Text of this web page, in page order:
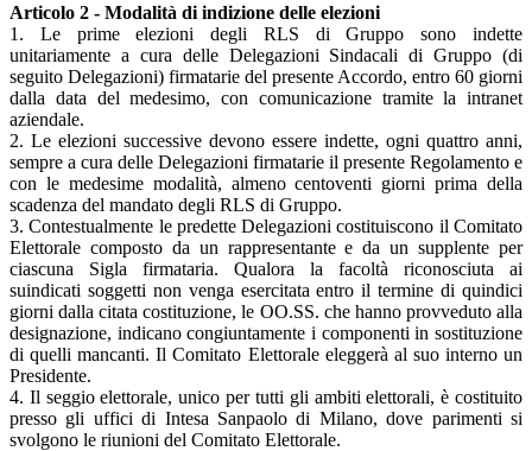
Articolo 2 - Modalità di indizione delle elezioni
1. Le prime elezioni degli RLS di Gruppo sono indette
unitariamente a cura delle Delegazioni Sindacali di Gruppo (di
seguito Delegazioni) firmatarie del presente Accordo, entro 60 giorni
dalla data del medesimo, con comunicazione tramite la intranet
aziendale.
2. Le elezioni successive devono essere indette, ogni quattro anni,
sempre a cura delle Delegazioni firmatarie il presente Regolamento e
con le medesime modalità, almeno centoventi giorni prima della
scadenza del mandato degli RLS di Gruppo.
3. Contestualmente le predette Delegazioni costituiscono il Comitato
Elettorale composto da un rappresentante e da un supplente per
ciascuna Sigla firmataria. Qualora la facoltà riconosciuta ai
suindicati soggetti non venga esercitata entro il termine di quindici
giorni dalla citata costituzione, le OO.SS. che hanno provveduto alla
designazione, indicano congiuntamente i componenti in sostituzione
di quelli mancanti. Il Comitato Elettorale eleggerà al suo interno un
Presidente.
4. Il seggio elettorale, unico per tutti gli ambiti elettorali, è costituito
presso gli uffici di Intesa Sanpaolo di Milano, dove parimenti si
svolgono le riunioni del Comitato Elettorale.